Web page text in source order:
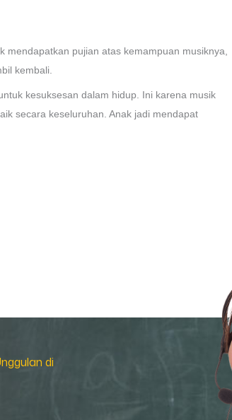
mendapatkan pujian atas kemampuan musiknya,
kembali.
kesuksesan dalam hidup. Ini karena musik
secara keseluruhan. Anak jadi mendapat
di